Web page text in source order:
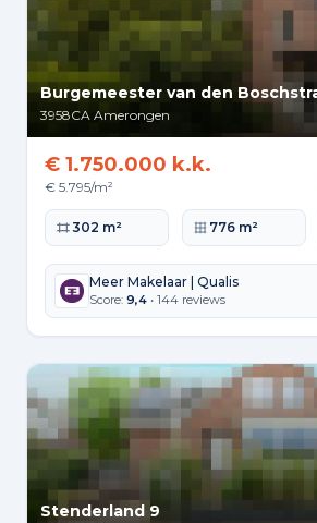
Burgemeester van den
3958CA Amerongen
€ 1.750.000 k.k.
€ 5.795/m²
Woonoppervlakte
302 m² Perceeloppervlakte
776 m²
Meer Makelaar | Qualis
Score: 9,4 • 144 reviews
Stenderland 9